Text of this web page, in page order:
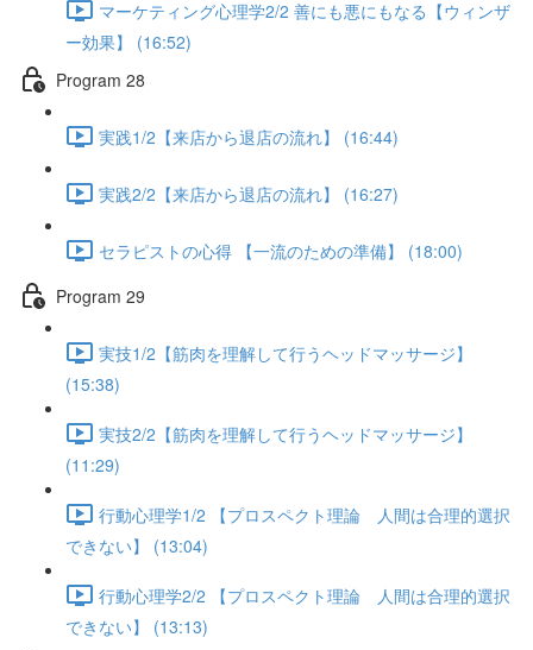
マーケティング心理学2/2 善にも悪にもなる【ウィンザ
ー効果】 (16:52)
Program 28
実践1/2【来店から退店の流れ】 (16:44)
実践2/2【来店から退店の流れ】 (16:27)
セラピストの心得 【一流のための準備】 (18:00)
Program 29
実技1/2【筋肉を理解して行うヘッドマッサージ】
(15:38)
実技2/2【筋肉を理解して行うヘッドマッサージ】
(11:29)
行動心理学1/2 【プロスペクト理論 人間は合理的選択
できない】 (13:04)
行動心理学2/2 【プロスペクト理論 人間は合理的選択
できない】 (13:13)